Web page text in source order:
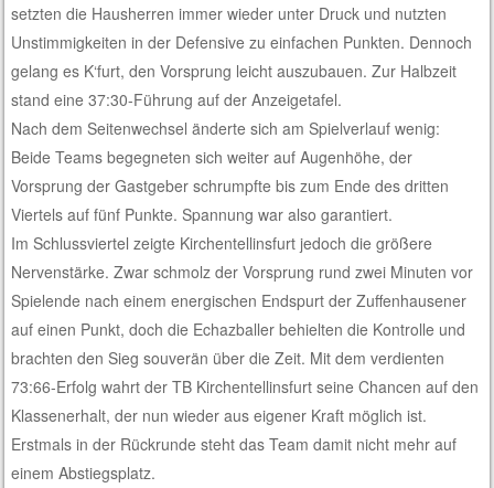
setzten die Hausherren immer wieder unter Druck und nutzten
Unstimmigkeiten in der Defensive zu einfachen Punkten. Dennoch
gelang es K‘furt, den Vorsprung leicht auszubauen. Zur Halbzeit
stand eine 37:30-Führung auf der Anzeigetafel.
Nach dem Seitenwechsel änderte sich am Spielverlauf wenig:
Beide Teams begegneten sich weiter auf Augenhöhe, der
Vorsprung der Gastgeber schrumpfte bis zum Ende des dritten
Viertels auf fünf Punkte. Spannung war also garantiert.
Im Schlussviertel zeigte Kirchentellinsfurt jedoch die größere
Nervenstärke. Zwar schmolz der Vorsprung rund zwei Minuten vor
Spielende nach einem energischen Endspurt der Zuffenhausener
auf einen Punkt, doch die Echazballer behielten die Kontrolle und
brachten den Sieg souverän über die Zeit. Mit dem verdienten
73:66-Erfolg wahrt der TB Kirchentellinsfurt seine Chancen auf den
Klassenerhalt, der nun wieder aus eigener Kraft möglich ist.
Erstmals in der Rückrunde steht das Team damit nicht mehr auf
einem Abstiegsplatz.